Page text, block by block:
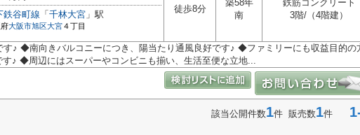
鉄谷町線 「 千林大宮 」駅
大阪市旭区大宮４丁目
徒歩8分
築58年
南
鉄筋コンクリート
3階/（4階建）
♪ ◆南向きバルコニーにつき、陽当たり通風良好です♪ ◆ファミリーにも収益目的の
す♪ ◆周辺にはスーパーやコンビニも揃い、生活至便な立地...
該当公開件数1件 販売数1件